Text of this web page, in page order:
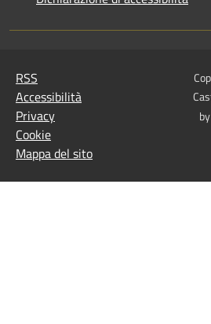
RSS
Accessibilità
Privacy
Cookie
Mappa del sito
by